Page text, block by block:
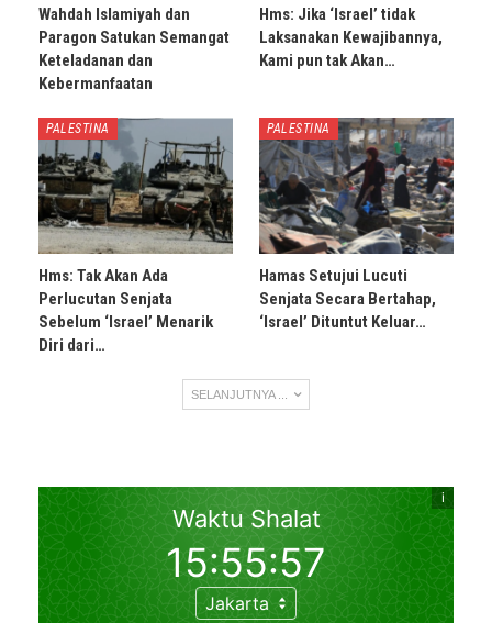
Wahdah Islamiyah dan
Paragon Satukan Semangat
Keteladanan dan
Kebermanfaatan
Hms: Jika ‘Israel’ tidak
Laksanakan Kewajibannya,
Kami pun tak Akan…
PALESTINA
Hms: Tak Akan Ada
Perlucutan Senjata
Sebelum ‘Israel’ Menarik
Diri dari…
PALESTINA
Hamas Setujui Lucuti
Senjata Secara Bertahap,
‘Israel’ Dituntut Keluar…
SELANJUTNYA ...